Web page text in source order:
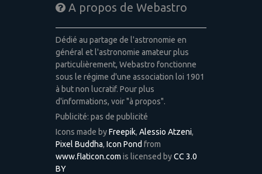
A propos de Webastro
Dédié au partage de l'astronomie en
général et l'astronomie amateur plus
particulièrement, Webastro fonctionne
sous le régime d'une association loi 1901
à but non lucratif. Pour plus
d'informations, voir "à propos".
Publicité: pas de publicité
Icons made byFreepik, Alessio Atzeni,
Pixel Buddha, Icon Pond from
www.flaticon.com is licensed byCC 3.0
BY